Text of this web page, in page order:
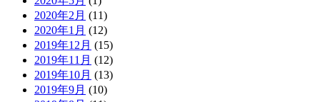
2020年2月 (11)
2020年1月 (12)
2019年12月 (15)
2019年11月 (12)
2019年10月 (13)
2019年9月 (10)